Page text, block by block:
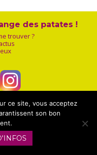
des patates !
trouver ?
|Plan du site
ce site, vous acceptez
son bon